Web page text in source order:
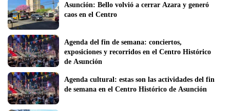
Asunción: Bello volvió a cerrar Azara y generó
caos en el Centro
Agenda del fin de semana: conciertos,
exposiciones y recorridos en el Centro Histórico
de Asunción
Agenda cultural: estas son las actividades del fin